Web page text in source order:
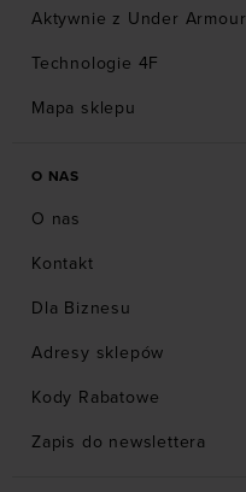
Aktywnie z Under Armour
Technologie 4F
Mapa sklepu
O NAS
O nas
Kontakt
Dla Biznesu
Adresy sklepów
Kody Rabatowe
Zapis do newslettera